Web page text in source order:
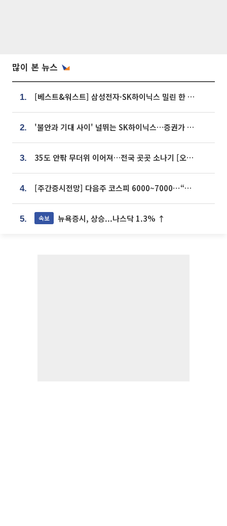
많이 본 뉴스
1. [베스트&워스트] 삼성전자·SK하이닉스 밀린 한 주…상상인증권은 85% 급등
2. '불안과 기대 사이' 널뛰는 SK하이닉스…증권가 "HBM4·LTA 기반 펀터멘털 견고"
3. 35도 안팎 무더위 이어져…전국 곳곳 소나기 [오늘 날씨]
4. [주간증시전망] 다음주 코스피 6000~7000⋯“外人 수급은 정책이 변수”
5. 속보 뉴욕증시, 상승...나스닥 1.3% ↑